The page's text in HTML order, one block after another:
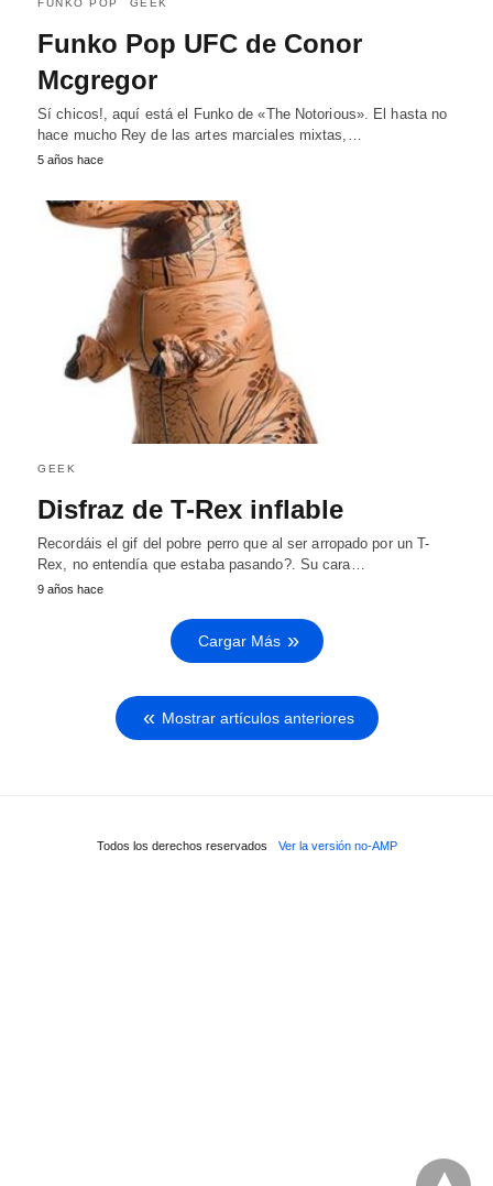
FUNKO POP GEEK
Funko Pop UFC de Conor
Mcgregor
Sí chicos!, aquí está el Funko de «The Notorious». El hasta no
hace mucho Rey de las artes marciales mixtas,…
5 años hace
GEEK
Disfraz de T-Rex inflable
Recordáis el gif del pobre perro que al ser arropado por un T-
Rex, no entendía que estaba pasando?. Su cara…
9 años hace
Cargar Más
Mostrar artículos anteriores
Todos los derechos reservados Ver la versión no-AMP